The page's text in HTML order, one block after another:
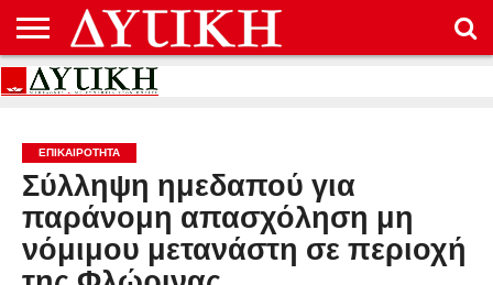
ΑΡΧΙΚΉ
ΕΠΙΚΟΙΝΩΝΊΑ
ΌΡΟΙ
ΠΡΟΣΤΑΣΊΑ
ΕΠΙΚΑΙΡΟΤΗΤΑ
Σύλληψη ημεδαπού για
παράνομη απασχόληση μη
νόμιμου μετανάστη σε περιοχή